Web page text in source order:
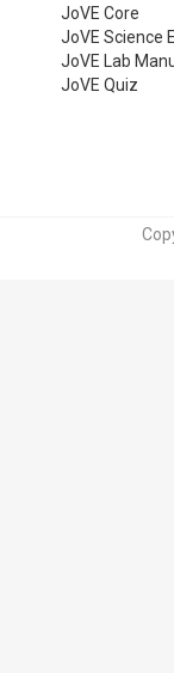
JoVE Core
JoVE Science
JoVE Lab
JoVE Quiz